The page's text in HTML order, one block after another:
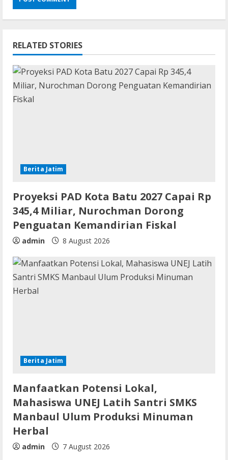
RELATED STORIES
Berita Jatim
Proyeksi PAD Kota Batu 2027 Capai Rp
345,4 Miliar, Nurochman Dorong
Penguatan Kemandirian Fiskal
admin 8 August 2026
Berita Jatim
Manfaatkan Potensi Lokal,
Mahasiswa UNEJ Latih Santri SMKS
Manbaul Ulum Produksi Minuman
Herbal
admin 7 August 2026